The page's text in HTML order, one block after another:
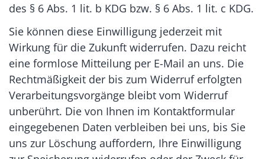
des § 6 Abs. 1 lit. b KDG bzw. § 6 Abs. 1 lit. c KDG.
Sie können diese Einwilligung jederzeit mit
Wirkung für die Zukunft widerrufen. Dazu reicht
eine formlose Mitteilung per E-Mail an uns. Die
Rechtmäßigkeit der bis zum Widerruf erfolgten
Verarbeitungsvorgänge bleibt vom Widerruf
unberührt. Die von Ihnen im Kontaktformular
eingegebenen Daten verbleiben bei uns, bis Sie
uns zur Löschung auffordern, Ihre Einwilligung